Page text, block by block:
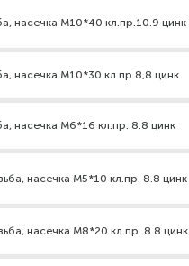
насечка М10*40 кл.пр.10.9 цинк
насечка М10*30 кл.пр.8,8 цинк
насечка М6*16 кл.пр. 8.8 цинк
насечка М5*10 кл.пр. 8.8 цинк
насечка М8*20 кл.пр. 8.8 цинк